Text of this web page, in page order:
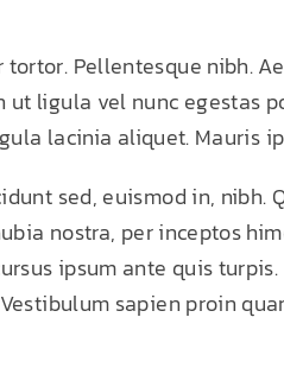
Pellentesque nibh.
ligula vel nunc egestas
lacinia aliquet. Mauris
sed, euismod in,
nostra, per inceptos
ipsum ante quis
sapien proin